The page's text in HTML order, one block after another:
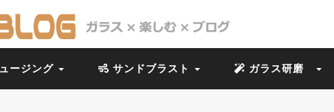
ージング サンドブラスト ガラス研磨